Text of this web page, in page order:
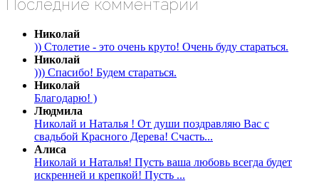
Последние комментарии
Николай
)) Столетие - это очень круто! Очень буду стараться.
Николай
))) Спасибо! Будем стараться.
Николай
Благодарю! )
Людмила
Николай и Наталья ! От души поздравляю Вас с
свадьбой Красного Дерева! Счасть...
Алиса
Николай и Наталья! Пусть ваша любовь всегда будет
искренней и крепкой! Пусть ...